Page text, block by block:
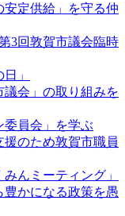
定供給」を守る仲
3回敦賀市議会臨時
」
議会」の取り組みを
委員会」を学ぶ
のため敦賀市職員
んミーティング」
豊かになる政策を愚